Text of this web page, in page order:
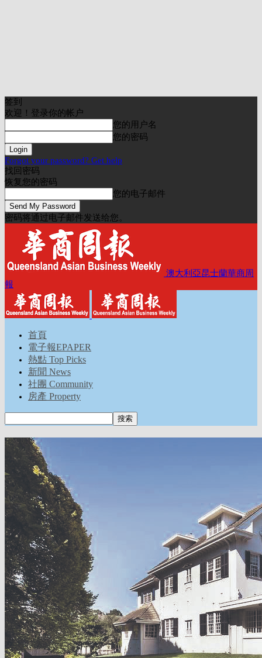
签到
欢迎！登录你的帐户
您的用户名
您的密码
Forgot your password? Get help
找回密码
恢复您的密码
您的电子邮件
密码将通过电子邮件发送给您。
澳大利亞昆士蘭華商周
報
首頁
電子報EPAPER
熱點 Top Picks
新聞 News
社團 Community
房產 Property